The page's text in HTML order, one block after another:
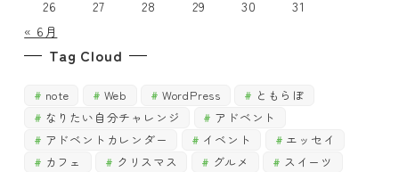
26
27 28 29 30
31
« 6月
Tag Cloud
note Web WordPress
ともらぼ
なりたい自分チャレンジ
アドベント
アドベントカレンダー
イベント
エッセイ
カフェ
クリスマス グルメ
スイーツ